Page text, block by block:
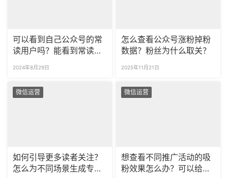
可以看到自己公众号的常
读用户吗？能看到常读用
2024年8月29日
怎么查看公众号涨粉掉粉
数据？粉丝为什么取关？
2025年11月21日
微信运营
如何引导更多读者关注？
怎么为不同场景生成专属
微信运营
想查看不同推广活动的吸
粉效果怎么办？可以给不